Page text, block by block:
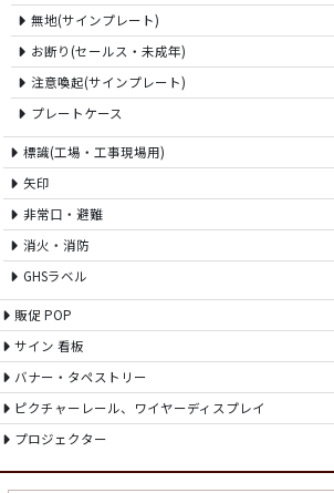
無地(サインプレート)
お断り(セールス・未成年)
注意喚起(サインプレート)
プレートケース
標識(工場・工事現場用)
矢印
非常口・避難
消火・消防
GHSラベル
販促 POP
サイン 看板
バナー・タペストリー
ピクチャーレール、ワイヤーディスプレイ
プロジェクター